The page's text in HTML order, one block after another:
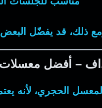
ذلك، قد يفضّل البعض
– أفضل معسلات
الحجري، لأنه يعتمد